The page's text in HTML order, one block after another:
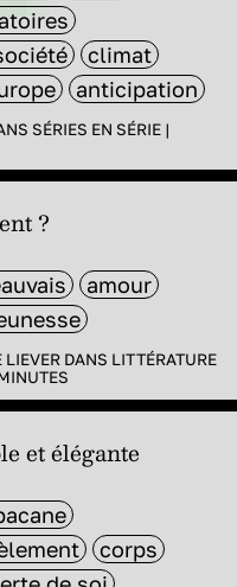
climat
anticipation
SÉRIES EN SÉRIE |
?
amour
LIEVER DANS LITTÉRATURE
et élégante
corps